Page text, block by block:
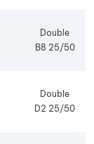
Double
B8 25/50
Double
D2 25/50